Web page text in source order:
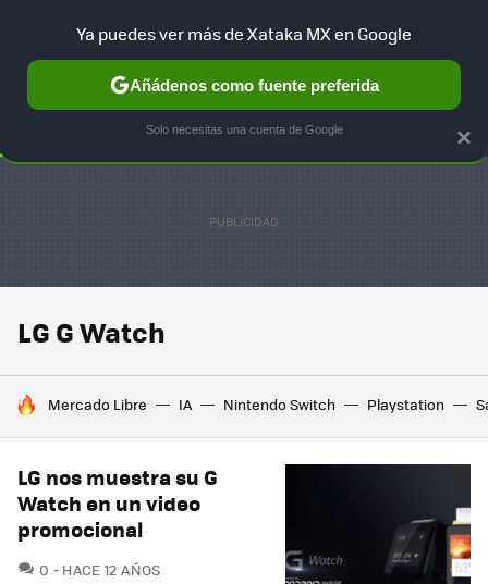
SELECCIÓN GAMING HOME AUTO TERRITORIO
LG G Watch
HOY SE HABLA DE
Mercado Libre IA Nintendo Switch Playstation
LG nos muestra su G
Watch en un video
promocional
0 COMENTARIOS
HACE 12 AÑOS
×
Ya puedes ver más de Xataka MX en Google
Añádenos como fuente preferida
Solo necesitas una cuenta de Google